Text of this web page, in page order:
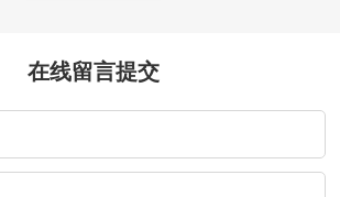
在线留言提交